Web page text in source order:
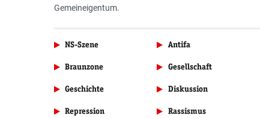
Gemeineigentum.
NS-Szene Antifa
Braunzone Gesellschaft
Geschichte Diskussion
Repression Rassismus